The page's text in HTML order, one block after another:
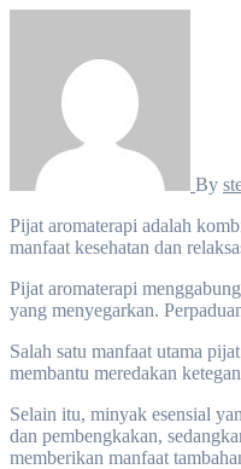
By
Pijat aromaterapi adalah kombinasi pijat relaksasi dan penggunaan minyak esensial yang harum. Minyak atsiri memiliki aroma alami yang berasal dari berbagai tumbuhan dan bunga, serta dapat memberikan
manfaat kesehatan dan
Pijat aromaterapi
yang menyegarkan.
Salah satu manfaat utama
membantu meredakan
Selain itu, minyak esensial
dan pembengkakan,
memberikan manfaat